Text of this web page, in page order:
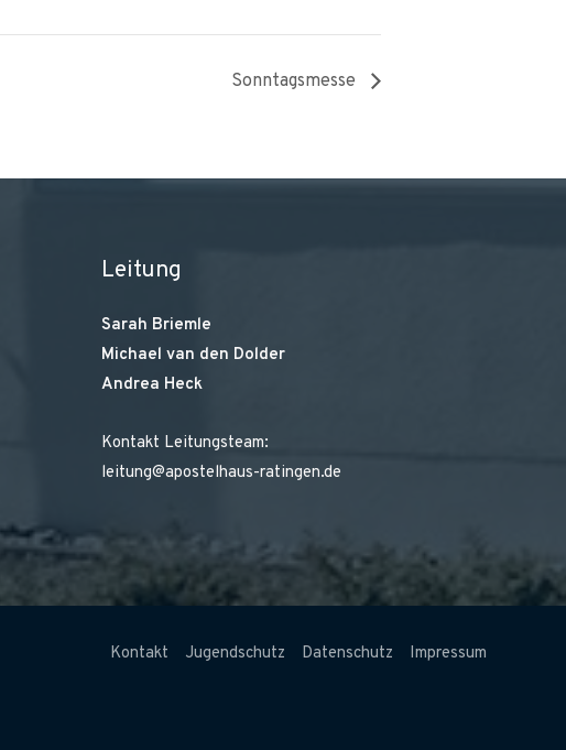
Sonntagsmesse
Leitung
Sarah Briemle
Michael van den Dolder
Andrea Heck
Kontakt Leitungsteam:
leitung@apostelhaus-ratingen.de
Kontakt Jugendschutz Datenschutz Impressum